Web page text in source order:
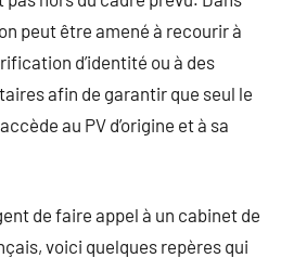
peut être amené à recourir à
d’identité ou à des
afin de garantir que seul le
au PV d’origine et à sa
de faire appel à un cabinet de
voici quelques repères qui